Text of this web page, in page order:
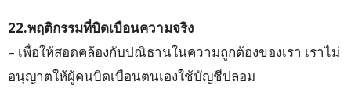
22.พฤติกรรมที่บิดเบือนความจริง
– เพื่อให้สอดคล้องกับปณิธานในความถูกต้องของเรา เราไม่
อนุญาตให้ผู้คนบิดเบือนตนเองใช้บัญชีปลอม